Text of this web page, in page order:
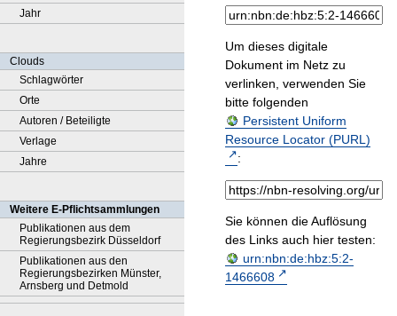
Jahr
Clouds
Schlagwörter
Orte
Autoren / Beteiligte
Verlage
Jahre
Weitere E-Pflichtsammlungen
Publikationen aus dem
Regierungsbezirk Düsseldorf
Publikationen aus den
Regierungsbezirken Münster,
Arnsberg und Detmold
Um dieses digitale
Dokument im Netz zu
verlinken, verwenden Sie
bitte folgenden
Persistent Uniform
Resource Locator (PURL)
:
Sie können die Auflösung
des Links auch hier testen:
urn:nbn:de:hbz:5:2-
1466608